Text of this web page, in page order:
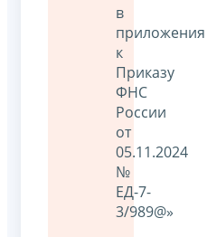
в
приложения
к
Приказу
ФНС
России
от
05.11.2024
№
ЕД-7-
3/989@»